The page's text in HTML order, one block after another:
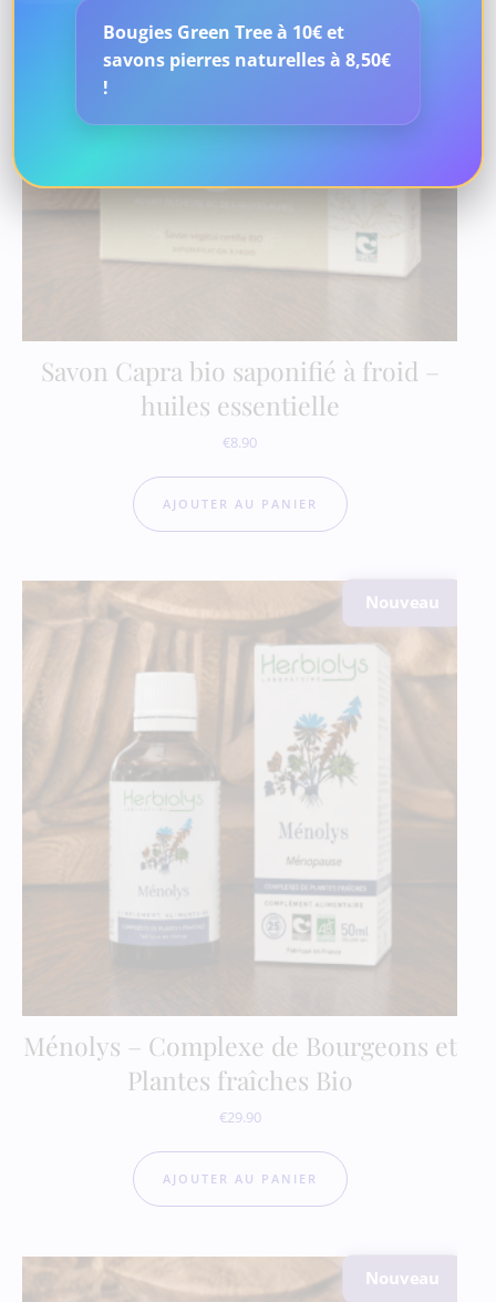
Savon Capra bio saponifié à froid –
huiles essentielle
€8.90
AJOUTER AU PANIER
Nouveau
Ménolys – Complexe de Bourgeons et
Plantes fraîches Bio
€29.90
AJOUTER AU PANIER
Nouveau
Bougies Green Tree à 10€ et
savons pierres naturelles à 8,50€
!